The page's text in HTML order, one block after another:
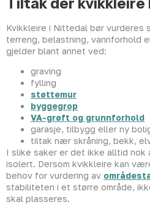
Kvikkleire i Nittedal bør vurderes
terreng, belastning, vannforhold
gjelder blant annet ved:
graving
fylling
støttemur
byggegrop
VA-grøft og grunnforhold
garasje, tilbygg eller ny
tiltak nær skråning, bekk,
I slike saker er det ikke alltid nok
isolert. Dersom kvikkleire kan
behov for vurdering av
stabiliteten i et større område,
skal plasseres.